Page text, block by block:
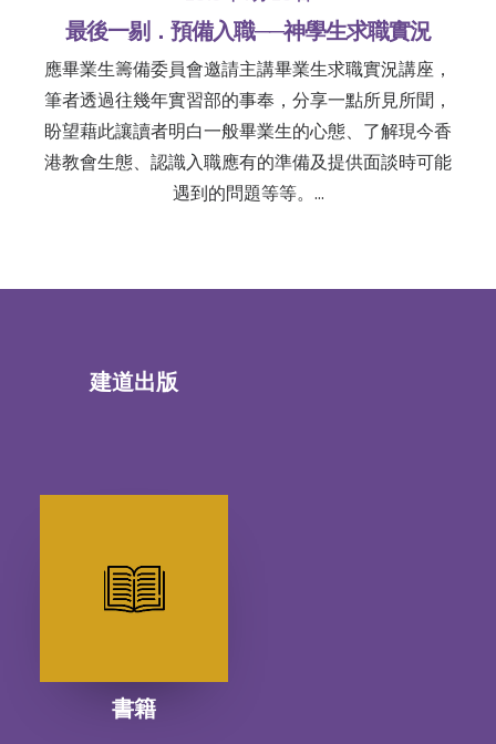
最後一剔．預備入職──神學生求職實況
應畢業生籌備委員會邀請主講畢業生求職實況講座，
筆者透過往幾年實習部的事奉，分享一點所見所聞，
盼望藉此讓讀者明白一般畢業生的心態、了解現今香
港教會生態、認識入職應有的準備及提供面談時可能
遇到的問題等等。…
建道出版
書籍